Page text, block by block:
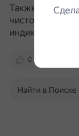
Также есть
чистоту
индикаторами
0
Найти в Поиске